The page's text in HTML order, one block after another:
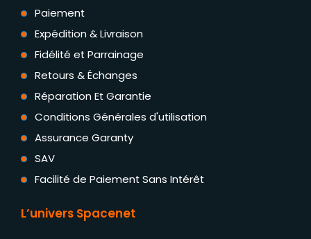
Paiement
Expédition & Livraison
Fidélité et Parrainage
Retours & Échanges
Réparation Et Garantie
Conditions Générales d'utilisation
Assurance Garanty
SAV
Facilité de Paiement Sans Intérêt
L’univers Spacenet